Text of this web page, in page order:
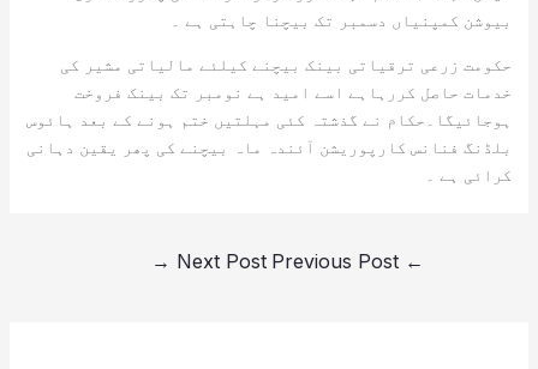
بیوشن کمپنیاں دسمبر تک بیچنا چاہتی ہے ۔
حکومت زرعی ترقیاتی بینک بیچنے کیلئے مالیاتی مشیر کی
خدمات حاصل کررہاہے اسے امید ہے نومبر تک بینک فروخت
ہوجائیگا۔حکام نے گذشتہ کئی مہلتیں ختم ہونے کے بعد ہائوس
بلڈنگ فنانس کارپوریشن آئندہ ماہ بیچنے کی پھر یقین دہانی
کرائی ہے ۔
←
Next Post
→